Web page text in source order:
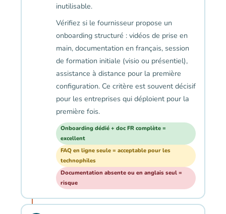
inutilisable.
Vérifiez si le fournisseur propose un
onboarding structuré : vidéos de prise en
main, documentation en français, session
de formation initiale (visio ou présentiel),
assistance à distance pour la première
configuration. Ce critère est souvent décisif
pour les entreprises qui déploient pour la
première fois.
Onboarding dédié + doc FR complète =
excellent
FAQ en ligne seule = acceptable pour les
technophiles
Documentation absente ou en anglais seul =
risque